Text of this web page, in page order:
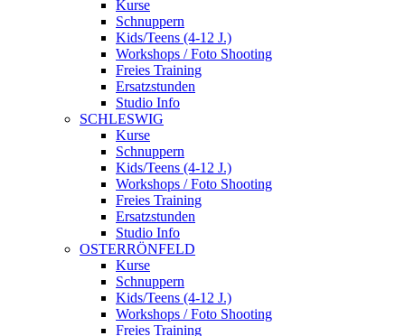
Kurse
Schnuppern
Kids/Teens (4-12 J.)
Workshops / Foto Shooting
Freies Training
Ersatzstunden
Studio Info
SCHLESWIG
Kurse
Schnuppern
Kids/Teens (4-12 J.)
Workshops / Foto Shooting
Freies Training
Ersatzstunden
Studio Info
OSTERRÖNFELD
Kurse
Schnuppern
Kids/Teens (4-12 J.)
Workshops / Foto Shooting
Freies Training